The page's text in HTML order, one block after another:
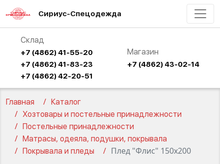
Сириус-Спецодежда
Склад
+7 (4862) 41-55-20
+7 (4862) 41-83-23
+7 (4862) 42-20-51
Магазин
+7 (4862) 43-02-14
Главная
Каталог
Хозтовары и постельные принадлежности
Постельные принадлежности
Матрасы, одеяла, подушки, покрывала
Покрывала и пледы
Плед "Флис" 150х200